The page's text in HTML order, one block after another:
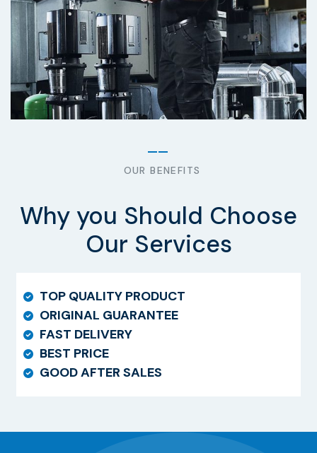
OUR BENEFITS
Why you Should Choose
Our Services
TOP QUALITY PRODUCT
ORIGINAL GUARANTEE
FAST DELIVERY
BEST PRICE
GOOD AFTER SALES